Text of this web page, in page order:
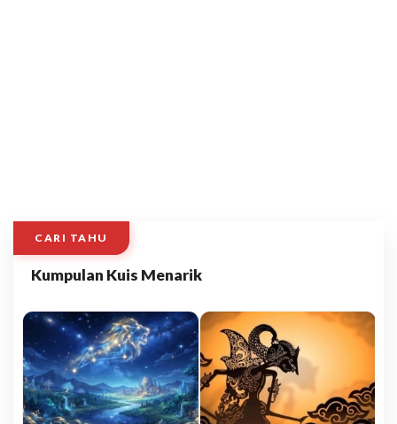
CARI TAHU
Kumpulan Kuis Menarik